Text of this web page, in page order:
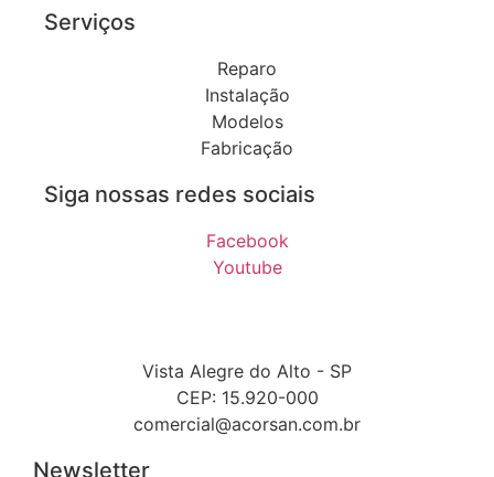
Serviços
Reparo
Instalação
Modelos
Fabricação
Siga nossas redes sociais
Facebook
Youtube
Vista Alegre do Alto - SP
CEP: 15.920-000
comercial@acorsan.com.br
Newsletter